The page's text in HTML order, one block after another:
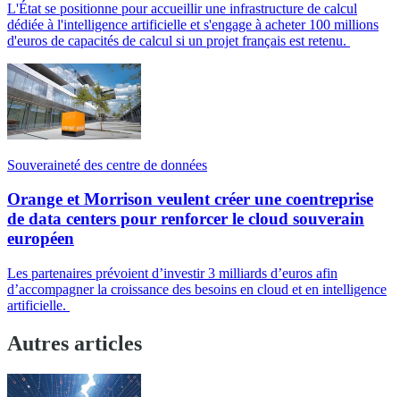
L'État se positionne pour accueillir une infrastructure de calcul
dédiée à l'intelligence artificielle et s'engage à acheter 100 millions
d'euros de capacités de calcul si un projet français est retenu.
Souveraineté des centre de données
Orange et Morrison veulent créer une coentreprise
de data centers pour renforcer le cloud souverain
européen
Les partenaires prévoient d’investir 3 milliards d’euros afin
d’accompagner la croissance des besoins en cloud et en intelligence
artificielle.
Autres articles